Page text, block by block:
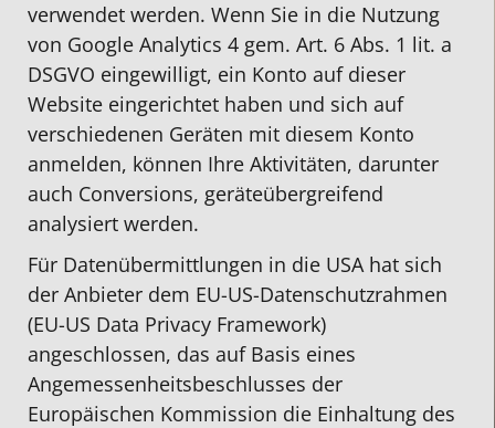
verwendet werden. Wenn Sie in die Nutzung
von Google Analytics 4 gem. Art. 6 Abs. 1 lit. a
DSGVO eingewilligt, ein Konto auf dieser
Website eingerichtet haben und sich auf
verschiedenen Geräten mit diesem Konto
anmelden, können Ihre Aktivitäten, darunter
auch Conversions, geräteübergreifend
analysiert werden.
Für Datenübermittlungen in die USA hat sich
der Anbieter dem EU-US-Datenschutzrahmen
(EU-US Data Privacy Framework)
angeschlossen, das auf Basis eines
Angemessenheitsbeschlusses der
Europäischen Kommission die Einhaltung des